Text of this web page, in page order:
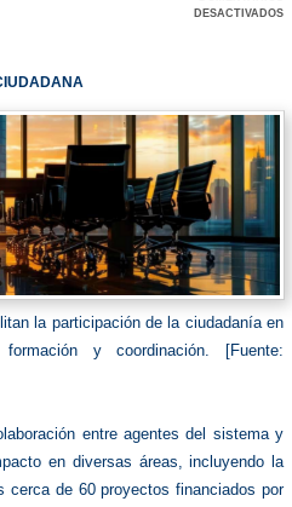
desactivadosen
la participación de la ciudadanía en
y coordinación. [Fuente:
entre agentes del sistema y
en diversas áreas, incluyendo la
cerca de 60 proyectos financiados por